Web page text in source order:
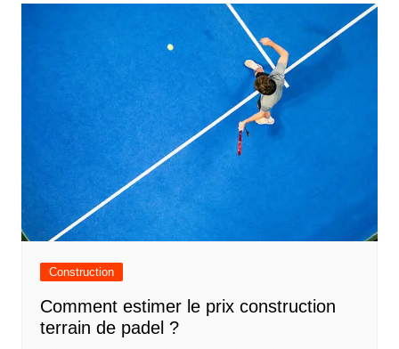
Construction
Comment estimer le prix construction
terrain de padel ?